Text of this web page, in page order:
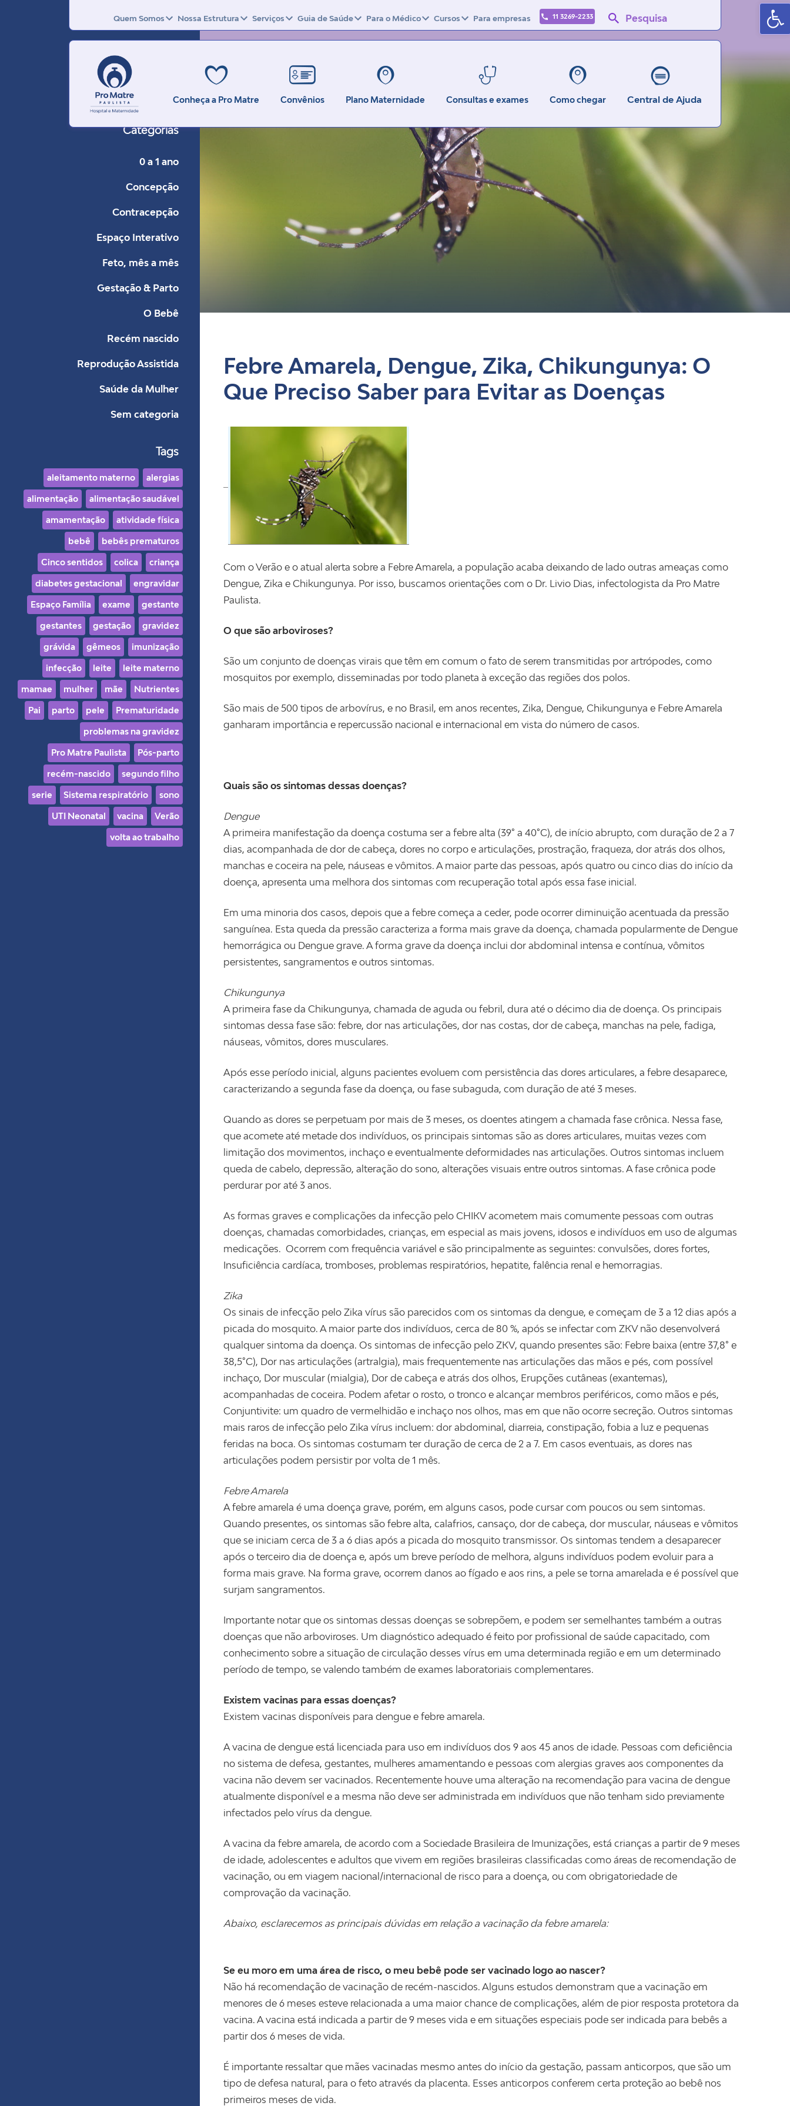
Quem Somos Nossa Estrutura Serviços Guia de Saúde Para o Médico Cursos Para empresas 11 3269-2233 Pesquisa
Conheça a Pro Matre Convênios Plano Maternidade Consultas e exames Como chegar Central de Ajuda
Categorias
0 a 1 ano
Concepção
Contracepção
Espaço Interativo
Feto, mês a mês
Gestação & Parto
O Bebê
Recém nascido
Reprodução Assistida
Saúde da Mulher
Sem categoria
Tags
aleitamento materno alergias
alimentação alimentação saudável
amamentação atividade física
bebê bebês prematuros
Cinco sentidos colica criança
diabetes gestacional engravidar
Espaço Família exame gestante
gestantes gestação gravidez
grávida gêmeos imunização
infecção leite leite materno
mamae mulher mãe Nutrientes
Pai parto pele Prematuridade
problemas na gravidez
Pro Matre Paulista Pós-parto
recém-nascido segundo filho
serie Sistema respiratório sono
UTI Neonatal vacina Verão
volta ao trabalho
Blog
Febre Amarela, Dengue, Zika, Chikungunya: O
Que Preciso Saber para Evitar as Doenças
Com o Verão e o atual alerta sobre a Febre Amarela, a população acaba deixando de lado outras ameaças como
Dengue, Zika e Chikungunya. Por isso, buscamos orientações com o Dr. Livio Dias, infectologista da Pro Matre
Paulista.
O que são arboviroses?
São um conjunto de doenças virais que têm em comum o fato de serem transmitidas por artrópodes, como
mosquitos por exemplo, disseminadas por todo planeta à exceção das regiões dos polos.
São mais de 500 tipos de arbovírus, e no Brasil, em anos recentes, Zika, Dengue, Chikungunya e Febre Amarela
ganharam importância e repercussão nacional e internacional em vista do número de casos.
Quais são os sintomas dessas doenças?
Dengue
A primeira manifestação da doença costuma ser a febre alta (39° a 40°C), de início abrupto, com duração de 2 a 7
dias, acompanhada de dor de cabeça, dores no corpo e articulações, prostração, fraqueza, dor atrás dos olhos,
manchas e coceira na pele, náuseas e vômitos. A maior parte das pessoas, após quatro ou cinco dias do início da
doença, apresenta uma melhora dos sintomas com recuperação total após essa fase inicial.
Em uma minoria dos casos, depois que a febre começa a ceder, pode ocorrer diminuição acentuada da pressão
sanguínea. Esta queda da pressão caracteriza a forma mais grave da doença, chamada popularmente de Dengue
hemorrágica ou Dengue grave. A forma grave da doença inclui dor abdominal intensa e contínua, vômitos
persistentes, sangramentos e outros sintomas.
Chikungunya
A primeira fase da Chikungunya, chamada de aguda ou febril, dura até o décimo dia de doença. Os principais
sintomas dessa fase são: febre, dor nas articulações, dor nas costas, dor de cabeça, manchas na pele, fadiga,
náuseas, vômitos, dores musculares.
Após esse período inicial, alguns pacientes evoluem com persistência das dores articulares, a febre desaparece,
caracterizando a segunda fase da doença, ou fase subaguda, com duração de até 3 meses.
Quando as dores se perpetuam por mais de 3 meses, os doentes atingem a chamada fase crônica. Nessa fase,
que acomete até metade dos indivíduos, os principais sintomas são as dores articulares, muitas vezes com
limitação dos movimentos, inchaço e eventualmente deformidades nas articulações. Outros sintomas incluem
queda de cabelo, depressão, alteração do sono, alterações visuais entre outros sintomas. A fase crônica pode
perdurar por até 3 anos.
As formas graves e complicações da infecção pelo CHIKV acometem mais comumente pessoas com outras
doenças, chamadas comorbidades, crianças, em especial as mais jovens, idosos e indivíduos em uso de algumas
medicações. Ocorrem com frequência variável e são principalmente as seguintes: convulsões, dores fortes,
Insuficiência cardíaca, tromboses, problemas respiratórios, hepatite, falência renal e hemorragias.
Zika
Os sinais de infecção pelo Zika vírus são parecidos com os sintomas da dengue, e começam de 3 a 12 dias após a
picada do mosquito. A maior parte dos indivíduos, cerca de 80 %, após se infectar com ZKV não desenvolverá
qualquer sintoma da doença. Os sintomas de infecção pelo ZKV, quando presentes são: Febre baixa (entre 37,8° e
38,5°C), Dor nas articulações (artralgia), mais frequentemente nas articulações das mãos e pés, com possível
inchaço, Dor muscular (mialgia), Dor de cabeça e atrás dos olhos, Erupções cutâneas (exantemas),
acompanhadas de coceira. Podem afetar o rosto, o tronco e alcançar membros periféricos, como mãos e pés,
Conjuntivite: um quadro de vermelhidão e inchaço nos olhos, mas em que não ocorre secreção. Outros sintomas
mais raros de infecção pelo Zika vírus incluem: dor abdominal, diarreia, constipação, fobia a luz e pequenas
feridas na boca. Os sintomas costumam ter duração de cerca de 2 a 7. Em casos eventuais, as dores nas
articulações podem persistir por volta de 1 mês.
Febre Amarela
A febre amarela é uma doença grave, porém, em alguns casos, pode cursar com poucos ou sem sintomas.
Quando presentes, os sintomas são febre alta, calafrios, cansaço, dor de cabeça, dor muscular, náuseas e vômitos
que se iniciam cerca de 3 a 6 dias após a picada do mosquito transmissor. Os sintomas tendem a desaparecer
após o terceiro dia de doença e, após um breve período de melhora, alguns indivíduos podem evoluir para a
forma mais grave. Na forma grave, ocorrem danos ao fígado e aos rins, a pele se torna amarelada e é possível que
surjam sangramentos.
Importante notar que os sintomas dessas doenças se sobrepõem, e podem ser semelhantes também a outras
doenças que não arboviroses. Um diagnóstico adequado é feito por profissional de saúde capacitado, com
conhecimento sobre a situação de circulação desses vírus em uma determinada região e em um determinado
período de tempo, se valendo também de exames laboratoriais complementares.
Existem vacinas para essas doenças?
Existem vacinas disponíveis para dengue e febre amarela.
A vacina de dengue está licenciada para uso em indivíduos dos 9 aos 45 anos de idade. Pessoas com deficiência
no sistema de defesa, gestantes, mulheres amamentando e pessoas com alergias graves aos componentes da
vacina não devem ser vacinados. Recentemente houve uma alteração na recomendação para vacina de dengue
atualmente disponível e a mesma não deve ser administrada em indivíduos que não tenham sido previamente
infectados pelo vírus da dengue.
A vacina da febre amarela, de acordo com a Sociedade Brasileira de Imunizações, está crianças a partir de 9 meses
de idade, adolescentes e adultos que vivem em regiões brasileiras classificadas como áreas de recomendação de
vacinação, ou em viagem nacional/internacional de risco para a doença, ou com obrigatoriedade de
comprovação da vacinação.
Abaixo, esclarecemos as principais dúvidas em relação a vacinação da febre amarela:
Se eu moro em uma área de risco, o meu bebê pode ser vacinado logo ao nascer?
Não há recomendação de vacinação de recém-nascidos. Alguns estudos demonstram que a vacinação em
menores de 6 meses esteve relacionada a uma maior chance de complicações, além de pior resposta protetora da
vacina. A vacina está indicada a partir de 9 meses vida e em situações especiais pode ser indicada para bebês a
partir dos 6 meses de vida.
É importante ressaltar que mães vacinadas mesmo antes do início da gestação, passam anticorpos, que são um
tipo de defesa natural, para o feto através da placenta. Esses anticorpos conferem certa proteção ao bebê nos
primeiros meses de vida.